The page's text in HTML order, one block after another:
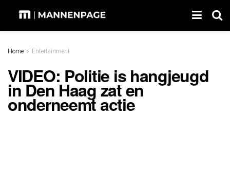
Home Entertainment
VIDEO: Politie is hangjeugd
in Den Haag zat en
onderneemt actie